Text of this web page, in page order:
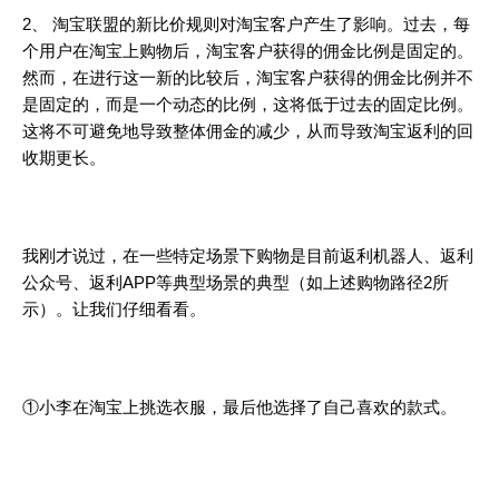
2、 淘宝联盟的新比价规则对淘宝客户产生了影响。过去，每
个用户在淘宝上购物后，淘宝客户获得的佣金比例是固定的。
然而，在进行这一新的比较后，淘宝客户获得的佣金比例并不
是固定的，而是一个动态的比例，这将低于过去的固定比例。
这将不可避免地导致整体佣金的减少，从而导致淘宝返利的回
收期更长。
我刚才说过，在一些特定场景下购物是目前返利机器人、返利
公众号、返利APP等典型场景的典型（如上述购物路径2所
示）。让我们仔细看看。
①小李在淘宝上挑选衣服，最后他选择了自己喜欢的款式。